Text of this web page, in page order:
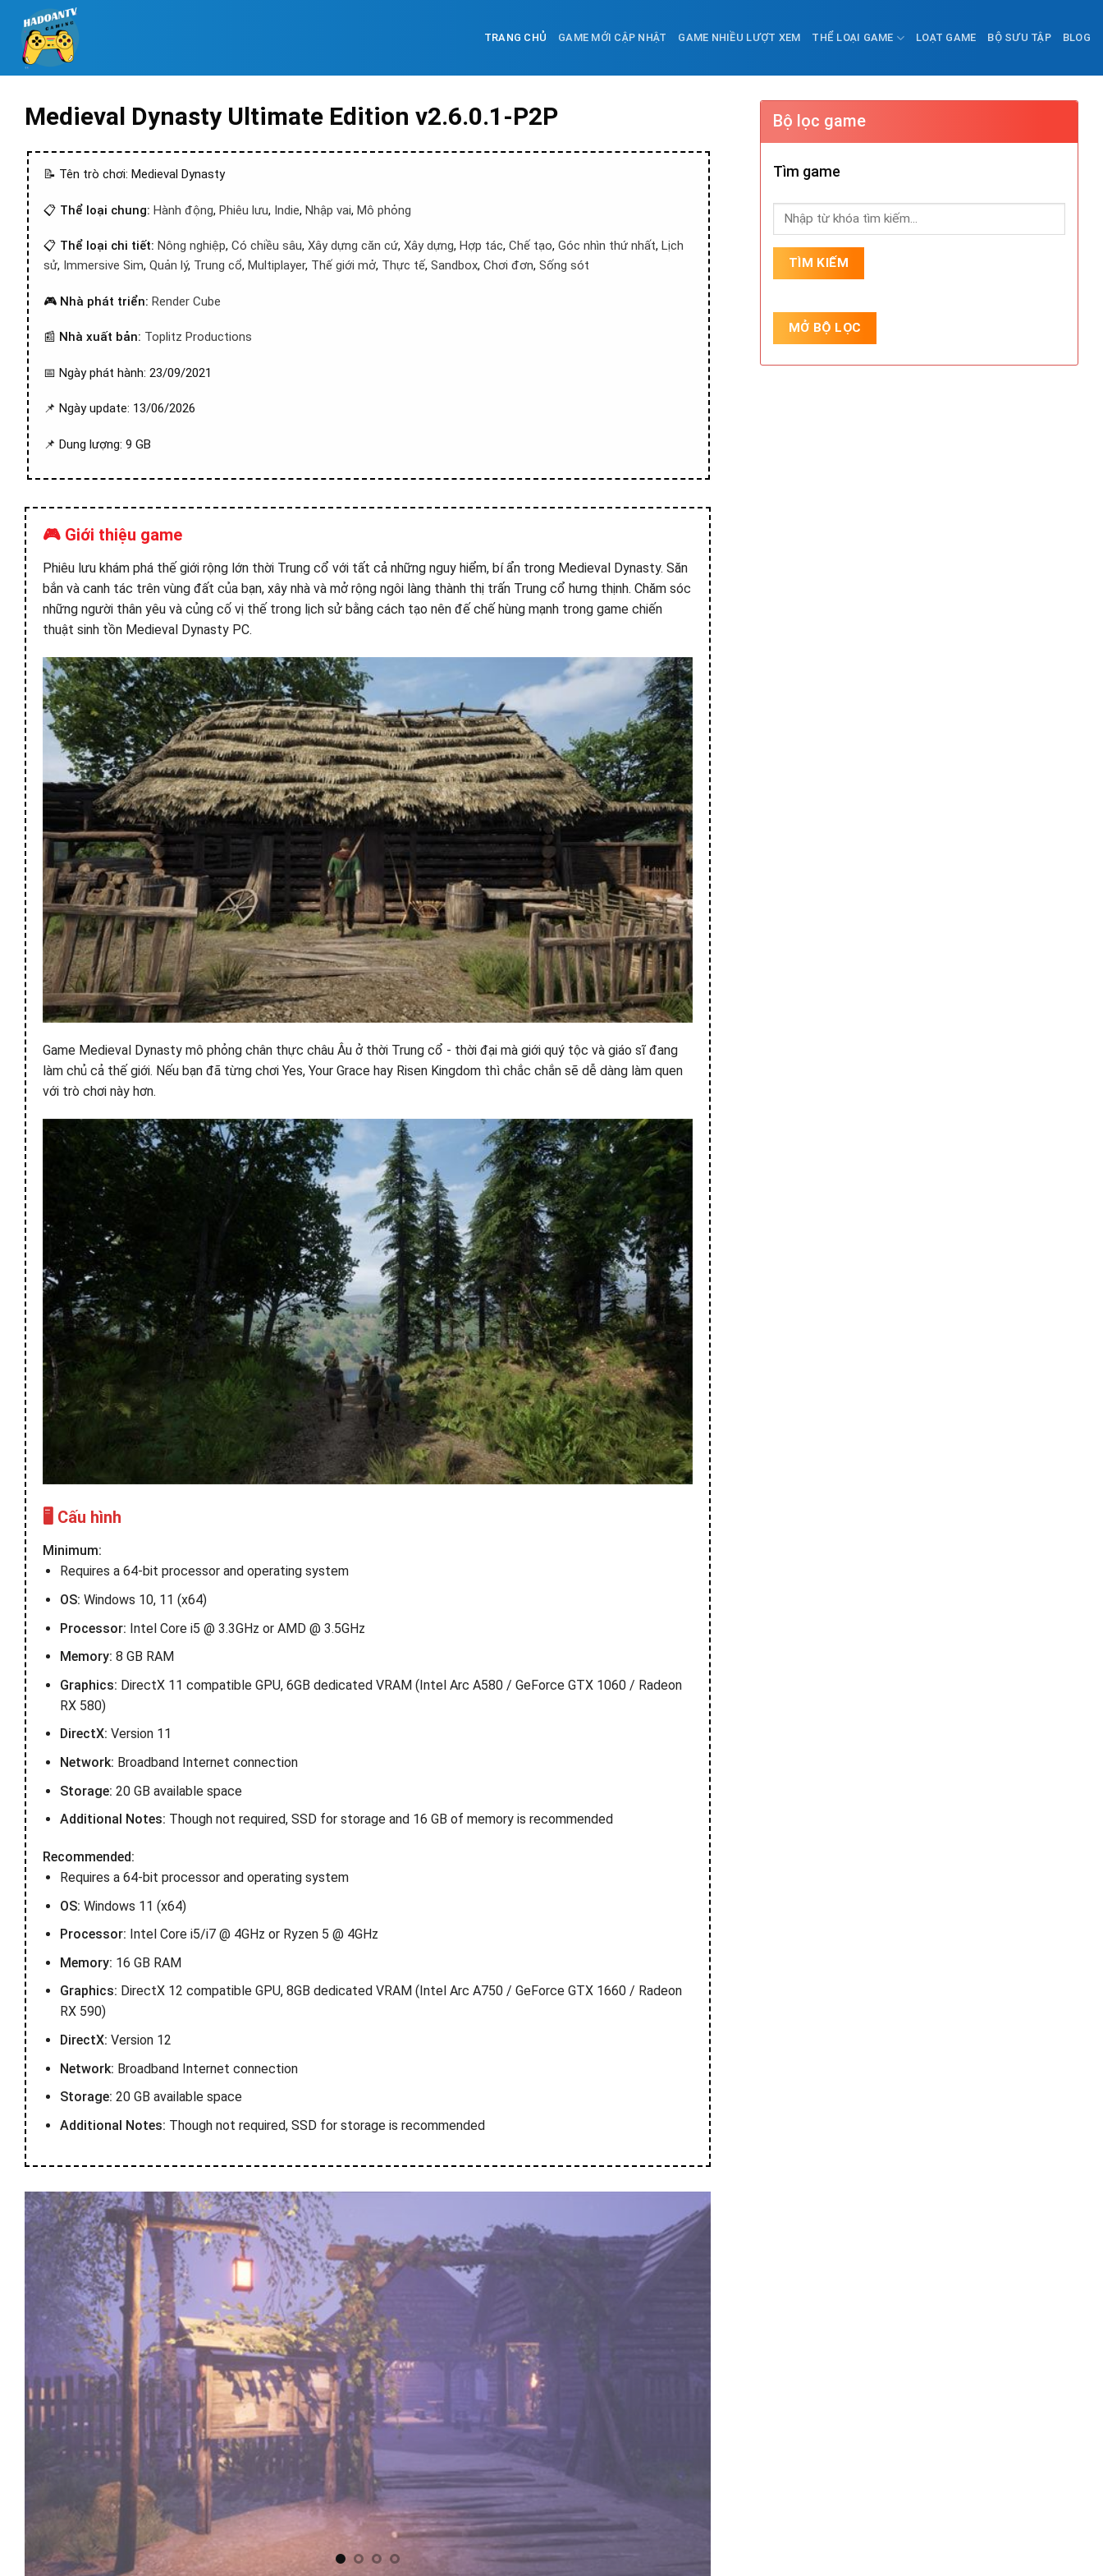
TRANG CHỦ GAME MỚI CẬP NHẬT GAME NHIỀU LƯỢT XEM THỂ LOẠI GAME LOẠT GAME BỘ SƯU TẬP BLOG
Medieval Dynasty Ultimate Edition v2.6.0.1-P2P
📝 Tên trò chơi: Medieval Dynasty
📋 Thể loại chung: Hành động, Phiêu lưu, Indie, Nhập vai, Mô phỏng
📋 Thể loại chi tiết: Nông nghiệp, Có chiều sâu, Xây dựng căn cứ, Xây dựng, Hợp tác, Chế tạo, Góc nhìn thứ nhất, Lịch
sử, Immersive Sim, Quản lý, Trung cổ, Multiplayer, Thế giới mở, Thực tế, Sandbox, Chơi đơn, Sống sót
🎮 Nhà phát triển: Render Cube
📰 Nhà xuất bản: Toplitz Productions
📅 Ngày phát hành: 23/09/2021
📌 Ngày update: 13/06/2026
📌 Dung lượng: 9 GB
🎮 Giới thiệu game
Phiêu lưu khám phá thế giới rộng lớn thời Trung cổ với tất cả những nguy hiểm, bí ẩn trong Medieval Dynasty. Săn
bắn và canh tác trên vùng đất của bạn, xây nhà và mở rộng ngôi làng thành thị trấn Trung cổ hưng thịnh. Chăm sóc
những người thân yêu và củng cố vị thế trong lịch sử bằng cách tạo nên đế chế hùng mạnh trong game chiến
thuật sinh tồn Medieval Dynasty PC.
Game Medieval Dynasty mô phỏng chân thực châu Âu ở thời Trung cổ - thời đại mà giới quý tộc và giáo sĩ đang
làm chủ cả thế giới. Nếu bạn đã từng chơi Yes, Your Grace hay Risen Kingdom thì chắc chắn sẽ dễ dàng làm quen
với trò chơi này hơn.
🖥️ Cấu hình
Minimum:
Requires a 64-bit processor and operating system
OS: Windows 10, 11 (x64)
Processor: Intel Core i5 @ 3.3GHz or AMD @ 3.5GHz
Memory: 8 GB RAM
Graphics: DirectX 11 compatible GPU, 6GB dedicated VRAM (Intel Arc A580 / GeForce GTX 1060 / Radeon
RX 580)
DirectX: Version 11
Network: Broadband Internet connection
Storage: 20 GB available space
Additional Notes: Though not required, SSD for storage and 16 GB of memory is recommended
Recommended:
Requires a 64-bit processor and operating system
OS: Windows 11 (x64)
Processor: Intel Core i5/i7 @ 4GHz or Ryzen 5 @ 4GHz
Memory: 16 GB RAM
Graphics: DirectX 12 compatible GPU, 8GB dedicated VRAM (Intel Arc A750 / GeForce GTX 1660 / Radeon
RX 590)
DirectX: Version 12
Network: Broadband Internet connection
Storage: 20 GB available space
Additional Notes: Though not required, SSD for storage is recommended
Bộ lọc game
Tìm game